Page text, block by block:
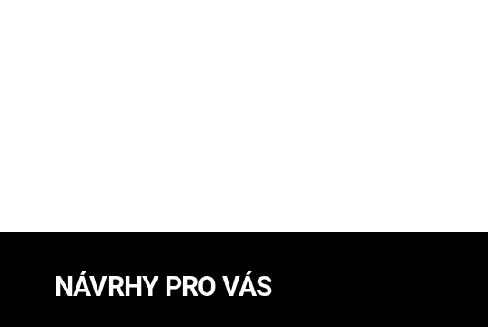
NÁVRHY PRO VÁS